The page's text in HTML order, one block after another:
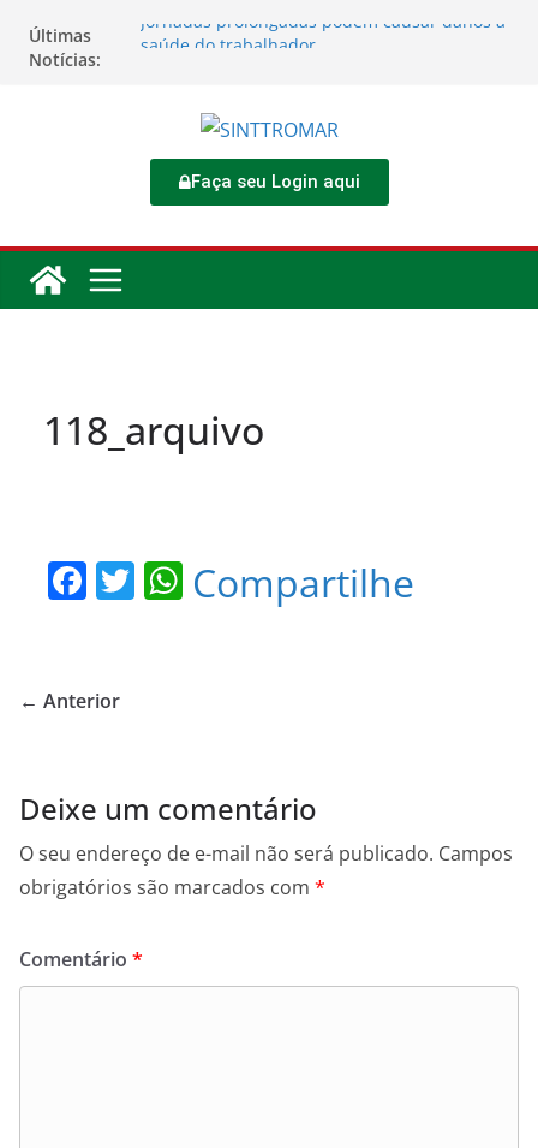
Últimas
Notícias:
Jornadas prolongadas podem causar danos à
saúde do trabalhador
corrige direitos de motoristas da
Transcocamar
dos trabalhadores
Faça seu Login aqui
118_arquivo
F
e
o
k
T W
p
Compartilhe
← Anterior
Deixe um comentário
O seu endereço de e-mail não será publicado. Campos
obrigatórios são marcados com *
Comentário *